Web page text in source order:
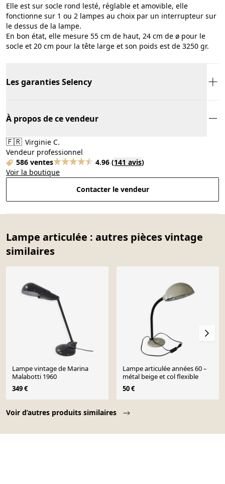
Elle est sur socle rond lesté, réglable et amovible, elle
fonctionne sur 1 ou 2 lampes au choix par un interrupteur sur
le dessus de la lampe.
En bon état, elle mesure 55 cm de haut, 24 cm de ø pour le
socle et 20 cm pour la tête large et son poids est de 3250 gr.
Les garanties Selency
À propos de ce vendeur
🇫🇷 Virginie C.
Vendeur professionnel
586 ventes
4.96 (141 avis)
Voir la boutique
Contacter le vendeur
Lampe articulée : autres pièces vintage
similaires
Voir d’autres produits similaires
Lampe vintage de Marina
Malabotti 1960
349 €
Lampe articulée années 60 –
métal beige et col flexible
50 €